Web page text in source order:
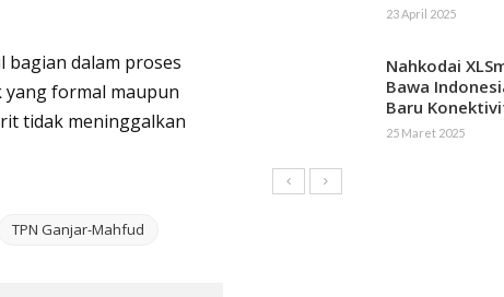
bagian dalam proses
yang formal maupun
tidak meninggalkan
TPN Ganjar-Mahfud
23 April 2025
Nahkodai
Bawa
Baru
25 Maret 2025